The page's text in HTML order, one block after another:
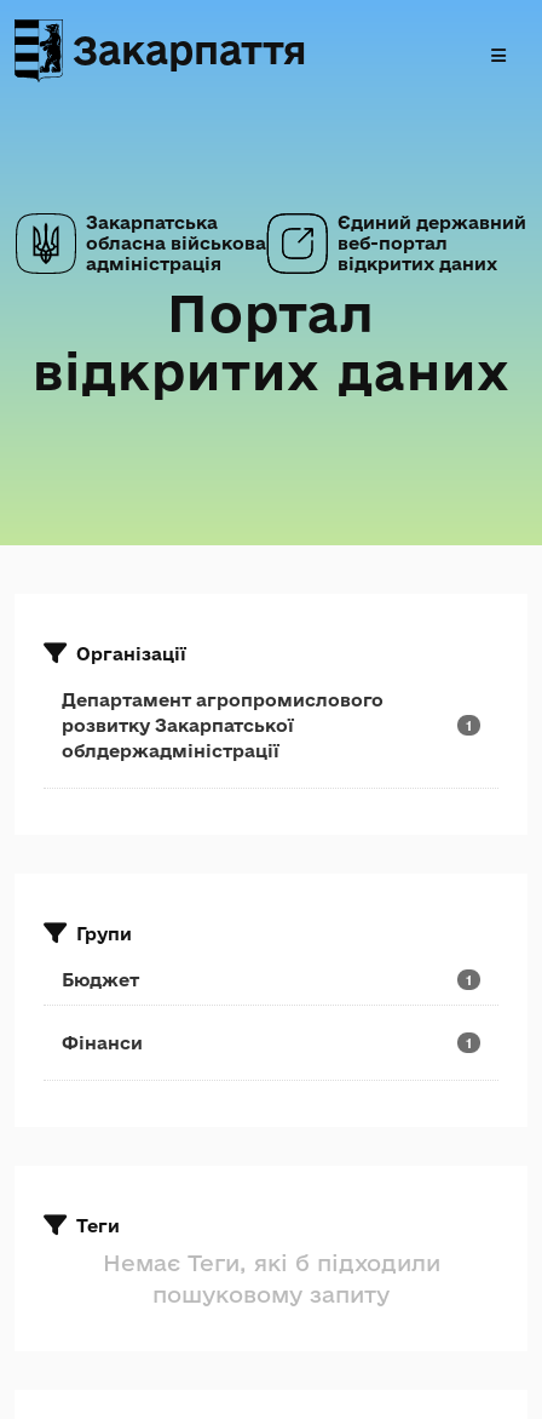
Закарпаття
Закарпатська
обласна військова
адміністрація
Єдиний державний
веб-портал
відкритих даних
Портал
відкритих даних
Організації
Департамент агропромислового
розвитку Закарпатської
облдержадміністрації
1
Групи
Бюджет 1
Фінанси 1
Теги
Немає Теги, які б підходили
пошуковому запиту